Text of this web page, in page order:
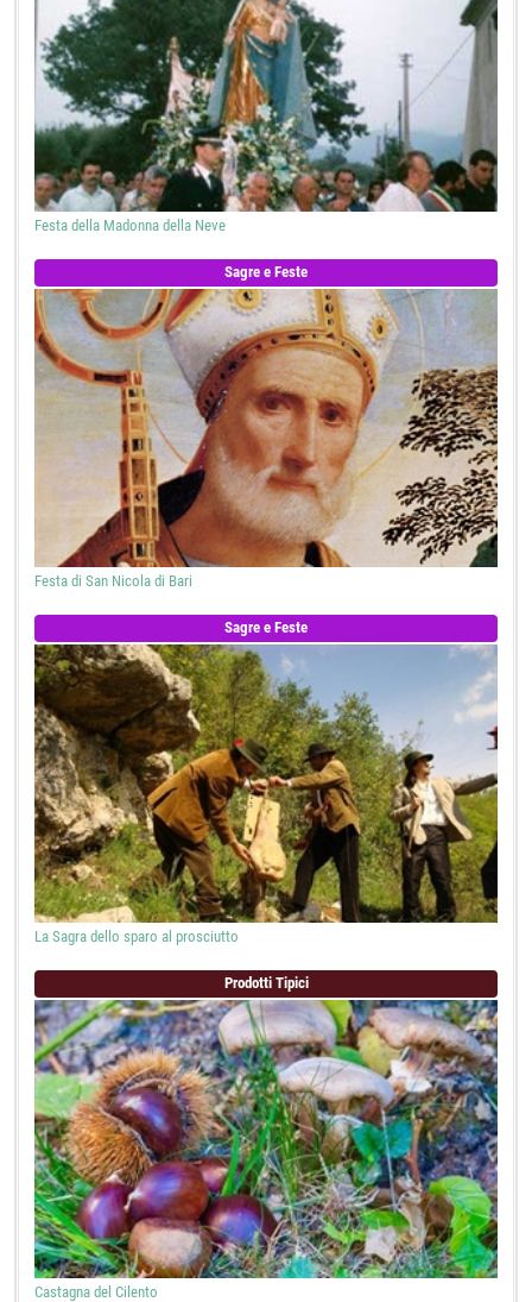
Festa della Madonna della Neve
Sagre e Feste
Festa di San Nicola di Bari
Sagre e Feste
La Sagra dello sparo al prosciutto
Prodotti Tipici
Castagna del Cilento